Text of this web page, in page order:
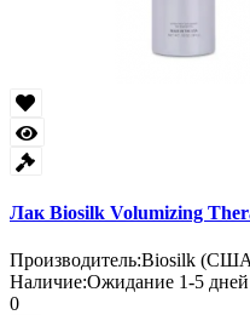
Лак Biosilk Volumizing
Производитель:Biosilk
Наличие:Ожидание 1-5 дней
0